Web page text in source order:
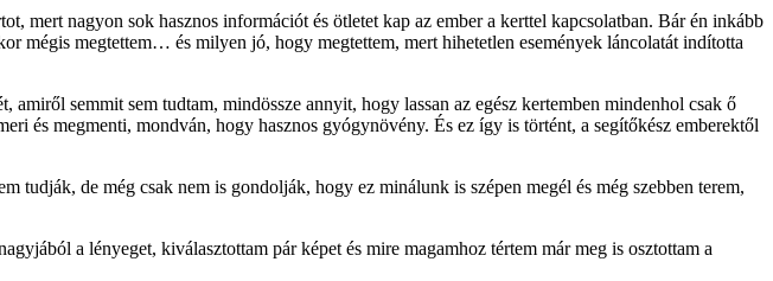
mert nagyon sok hasznos információt és ötletet kap az ember a kerttel kapcsolatban. Bár én inkább
mégis megtettem… és milyen jó, hogy megtettem, mert hihetetlen események láncolatát indította
semmit sem tudtam, mindössze annyit, hogy lassan az egész kertemben mindenhol csak ő
és megmenti, mondván, hogy hasznos gyógynövény. És ez így is történt, a segítőkész emberektől
de még csak nem is gondolják, hogy ez minálunk is szépen megél és még szebben terem,
a lényeget, kiválasztottam pár képet és mire magamhoz tértem már meg is osztottam a